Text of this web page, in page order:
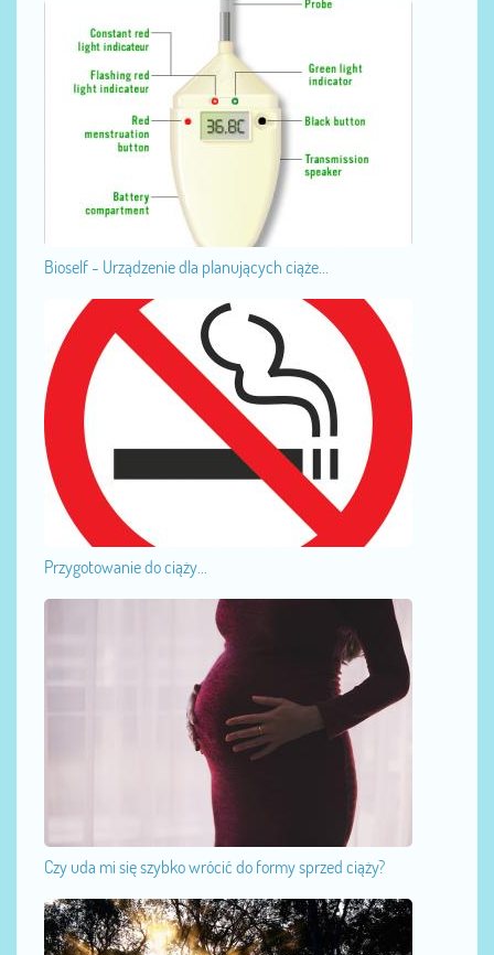
Bioself - Urządzenie dla planujących ciąże...
Przygotowanie do ciąży...
Czy uda mi się szybko wrócić do formy sprzed ciąży?